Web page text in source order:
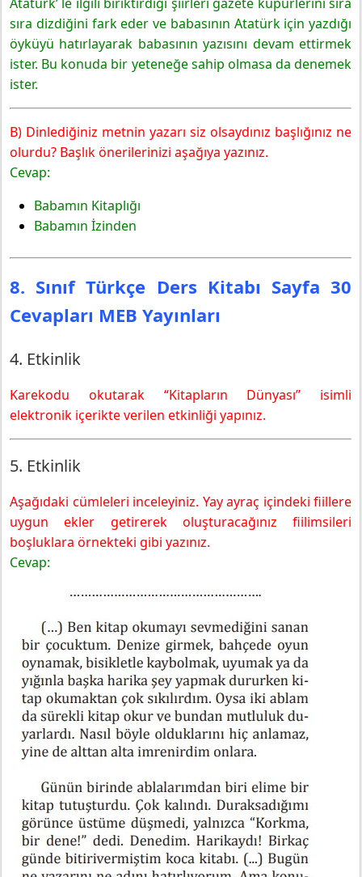
sıra dizdiğini fark eder ve babasının Atatürk için yazdığı
öyküyü hatırlayarak babasının yazısını devam ettirmek
ister. Bu konuda bir yeteneğe sahip olmasa da denemek
ister.
B) Dinlediğiniz metnin yazarı siz olsaydınız başlığınız ne
olurdu? Başlık önerilerinizi aşağıya yazınız.
Cevap:
Babamın Kitaplığı
Babamın İzinden
8. Sınıf Türkçe Ders Kitabı Sayfa 30
Cevapları MEB Yayınları
4. Etkinlik
Karekodu okutarak “Kitapların Dünyası” isimli
elektronik içerikte verilen etkinliği yapınız.
5. Etkinlik
Aşağıdaki cümleleri inceleyiniz. Yay ayraç içindeki fiillere
uygun ekler getirerek oluşturacağınız fiilimsileri
boşluklara örnekteki gibi yazınız.
Cevap: